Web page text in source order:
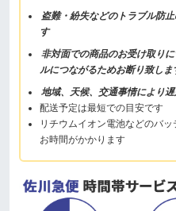
盗難・紛失などのトラブル防
す
非対面での商品のお受け取り
ルにつながるためお断り致しま
地域、天候、交通事情により
配送予定は最短での目安です
リチウムイオン電池などのバ
お時間がかかります